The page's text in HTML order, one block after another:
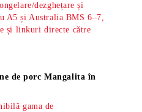
dezghețare și
A5 și Australia BMS 6–7,
și linkuri directe către
de porc Mangalita în
gama de